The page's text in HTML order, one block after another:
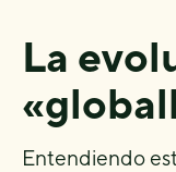
La
Entendiendo